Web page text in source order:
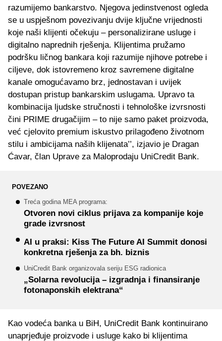
razumijemo bankarstvo. Njegova jedinstvenost ogleda
se u uspješnom povezivanju dvije ključne vrijednosti
koje naši klijenti očekuju – personalizirane usluge i
digitalno naprednih rješenja. Klijentima pružamo
podršku ličnog bankara koji razumije njihove potrebe i
ciljeve, dok istovremeno kroz savremene digitalne
kanale omogućavamo brz, jednostavan i uvijek
dostupan pristup bankarskim uslugama. Upravo ta
kombinacija ljudske stručnosti i tehnološke izvrsnosti
čini PRIME drugačijim – to nije samo paket proizvoda,
već cjelovito premium iskustvo prilagođeno životnom
stilu i ambicijama naših klijenata’’, izjavio je Dragan
Ćavar, član Uprave za Maloprodaju UniCredit Bank.
POVEZANO
Treća godina MEA programa:
Otvoren novi ciklus prijava za kompanije koje
grade izvrsnost
AI u praksi: Kiss The Future AI Summit donosi
konkretna rješenja za bh. biznis
UniCredit Bank organizovala seriju ESG radionica
„Solarna revolucija – izgradnja i finansiranje
fotonaponskih elektrana“
Kao vodeća banka u BiH, UniCredit Bank kontinuirano
unaprjeđuje proizvode i usluge kako bi klijentima